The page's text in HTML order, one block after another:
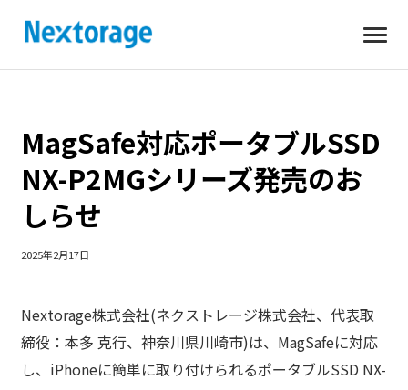
く
MagSafe対応ポータブルSSD
NX-P2MGシリーズ発売のお
しらせ
2025年2月17日
Nextorage株式会社(ネクストレージ株式会社、代表取
締役：本多 克行、神奈川県川崎市)は、MagSafeに対応
し、iPhoneに簡単に取り付けられるポータブルSSD NX-